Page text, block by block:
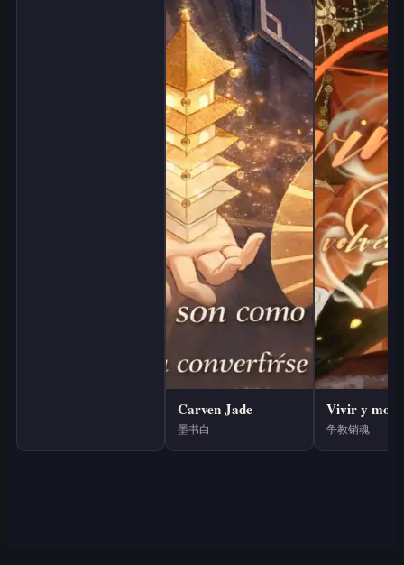
Carven Jade
墨书白 争教销魂